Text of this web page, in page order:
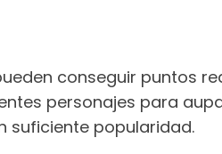
conseguir puntos
personajes para
suficiente popularidad.